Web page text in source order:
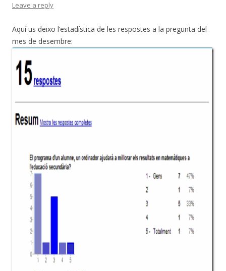
Leave a reply
Aquí us deixo l’estadística de les respostes a la pregunta del
mes de desembre: